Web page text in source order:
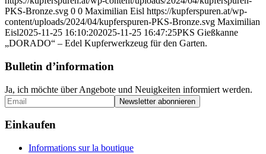
PKS-Bronze.svg 0 0 Maximilian Eisl https://kupferspuren.at/wp-
content/uploads/2024/04/kupferspuren-PKS-Bronze.svg Maximilian
Eisl2025-11-25 16:10:202025-11-25 16:47:25PKS Gießkanne
„DORADO“ – Edel Kupferwerkzeug für den Garten.
Bulletin d’information
Ja, ich möchte über Angebote und Neuigkeiten informiert werden.
Einkaufen
Informations sur la boutique